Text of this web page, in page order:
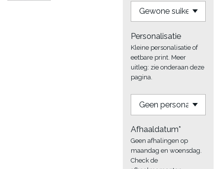
Personalisatie
Kleine personalisatie of
eetbare print. Meer
uitleg: zie onderaan deze
pagina.
Afhaaldatum*
Geen afhalingen op
maandag en woensdag.
Check de